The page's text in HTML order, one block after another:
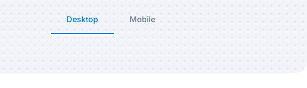
Desktop Mobile